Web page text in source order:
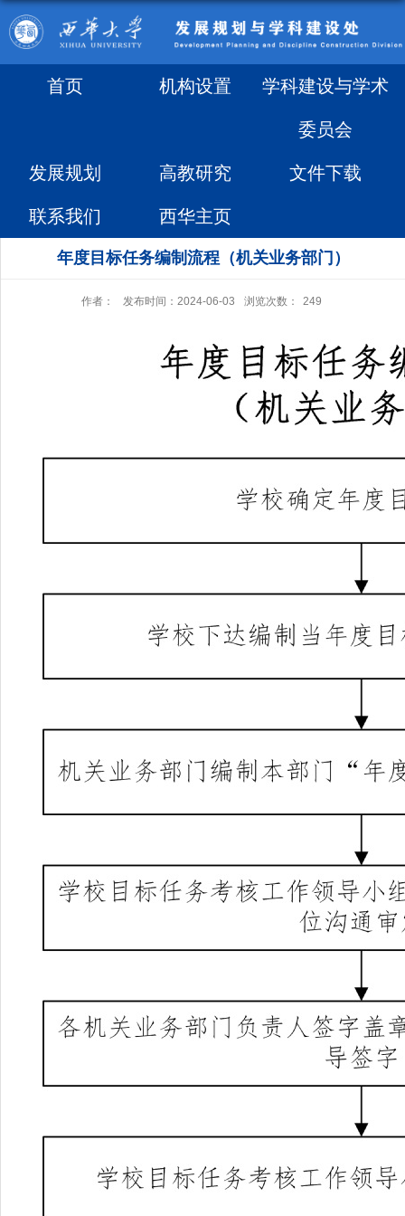
首页 机构设置 学科建设与学术
委员会
发展规划 高教研究 文件下载
联系我们 西华主页
年度目标任务编制流程（机关业务部门）
作者： 发布时间：2024-06-03 浏览次数： 249